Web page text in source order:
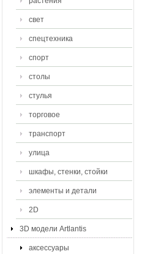
свет
спецтехника
спорт
столы
стулья
торговое
транспорт
улица
шкафы, стенки, стойки
элементы и детали
2D
3D модели Artlantis
аксессуары